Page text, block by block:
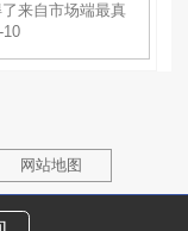
来自市场端最真
10
网站地图